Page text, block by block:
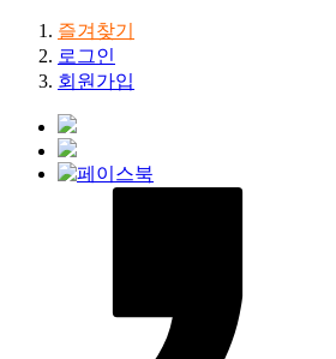
즐겨찾기
로그인
회원가입